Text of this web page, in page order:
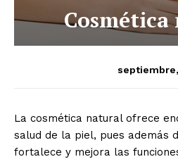
La cosmética natural ofrece
salud de la piel, pues además
fortalece y mejora las